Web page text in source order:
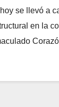
se llevó a
en la